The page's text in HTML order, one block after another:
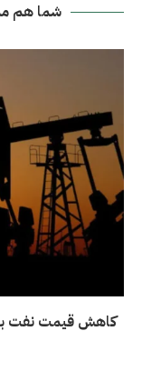
شما هم
کاهش قیمت نفت